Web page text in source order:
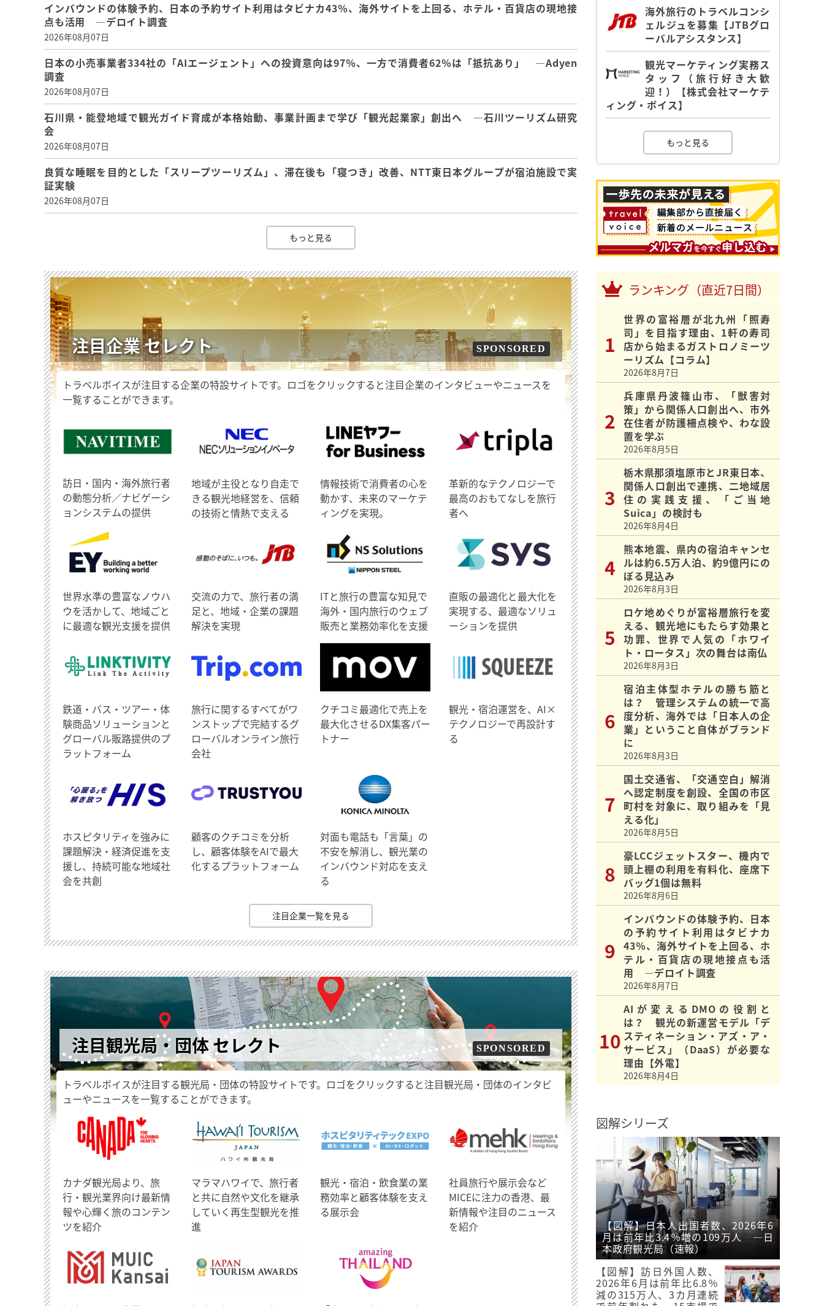
インバウンドの体験予約、日本の予約サイト利用はタビナカ43％、海外サイトを上回る、ホテル・百貨店の現地接
点も活用 ―デロイト調査
2026年08月07日
日本の小売事業者334社の「AIエージェント」への投資意向は97％、一方で消費者62％は「抵抗あり」 ―Adyen
調査
2026年08月07日
石川県・能登地域で観光ガイド育成が本格始動、事業計画まで学び「観光起業家」創出へ ―石川ツーリズム研究
会
2026年08月07日
良質な睡眠を目的とした「スリープツーリズム」、滞在後も「寝つき」改善、NTT東日本グループが宿泊施設で実
証実験
2026年08月07日
もっと見る
注目企業 セレクト SPONSORED
トラベルボイスが注目する企業の特設サイトです。ロゴをクリックすると注目企業のインタビューやニュースを
一覧することができます。
訪日・国内・海外旅行者
の動態分析／ナビゲーシ
ョンシステムの提供
地域が主役となり自走で
きる観光地経営を、信頼
の技術と情熱で支える
情報技術で消費者の心を
動かす、未来のマーケテ
ィングを実現。
革新的なテクノロジーで
最高のおもてなしを旅行
者へ
世界水準の豊富なノウハ
ウを活かして、地域ごと
に最適な観光支援を提供
交流の力で、旅行者の満
足と、地域・企業の課題
解決を実現
ITと旅行の豊富な知見で
海外・国内旅行のウェブ
販売と業務効率化を支援
直販の最適化と最大化を
実現する、最適なソリュ
ーションを提供
鉄道・バス・ツアー・体
験商品ソリューションと
グローバル販路提供のプ
ラットフォーム
旅行に関するすべてがワ
ンストップで完結するグ
ローバルオンライン旅行
会社
クチコミ最適化で売上を
最大化させるDX集客パー
トナー
観光・宿泊運営を、AI×
テクノロジーで再設計す
る
ホスピタリティを強みに
課題解決・経済促進を支
援し、持続可能な地域社
会を共創
顧客のクチコミを分析
し、顧客体験をAIで最大
化するプラットフォーム
対面も電話も「言葉」の
不安を解消し、観光業の
インバウンド対応を支え
る
注目企業一覧を見る
注目観光局・団体 セレクト SPONSORED
トラベルボイスが注目する観光局・団体の特設サイトです。ロゴをクリックすると注目観光局・団体のインタビ
ューやニュースを一覧することができます。
​カナダ観光局より、旅
行・観光業界向け最新情
報や心輝く旅のコンテン
ツを紹介
マラマハワイで、旅行者
と共に自然や文化を継承
していく再生型観光を推
進
観光・宿泊・飲食業の業
務効率と顧客体験を支え
る展示会
社員旅行や展示会など
MICEに注力の香港、最
新情報や注目のニュース
を紹介
海外旅行のトラベルコンシ
ェルジュを募集【JTBグロ
ーバルアシスタンス】
観光マーケティング実務ス
タッフ（旅行好き大歓
迎！）【株式会社マーケテ
ィング・ボイス】
もっと見る
ランキング（直近7日間）
世界の富裕層が北九州「照寿
司」を目指す理由、1軒の寿司
店から始まるガストロノミーツ
ーリズム【コラム】
2026年8月7日
兵庫県丹波篠山市、「獣害対
策」から関係人口創出へ、市外
在住者が防護柵点検や、わな設
置を学ぶ
2026年8月5日
栃木県那須塩原市とJR東日本、
関係人口創出で連携、二地域居
住の実践支援、「ご当地
Suica」の検討も
2026年8月4日
熊本地震、県内の宿泊キャンセ
ルは約6.5万人泊、約9億円にの
ぼる見込み
2026年8月3日
ロケ地めぐりが富裕層旅行を変
える、観光地にもたらす効果と
功罪、世界で人気の「ホワイ
ト・ロータス」次の舞台は南仏
2026年8月3日
宿泊主体型ホテルの勝ち筋と
は？ 管理システムの統一で高
度分析、海外では「日本人の企
業」ということ自体がブランド
に
2026年8月3日
国土交通省、「交通空白」解消
へ認定制度を創設、全国の市区
町村を対象に、取り組みを「見
える化」
2026年8月5日
豪LCCジェットスター、機内で
頭上棚の利用を有料化、座席下
バッグ1個は無料
2026年8月6日
インバウンドの体験予約、日本
の予約サイト利用はタビナカ
43％、海外サイトを上回る、ホ
テル・百貨店の現地接点も活
用 ―デロイト調査
2026年8月7日
AIが変えるDMOの役割と
は？ 観光の新運営モデル「デ
スティネーション・アズ・ア・
サービス」（DaaS）が必要な
理由【外電】
2026年8月4日
図解シリーズ
【図解】日本人出国者数、2026年6
月は前年比3.4％増の109万人 ―日
本政府観光局（速報）
【図解】訪日外国人数、
2026年6月は前年比6.8％
減の315万人、3カ月連続